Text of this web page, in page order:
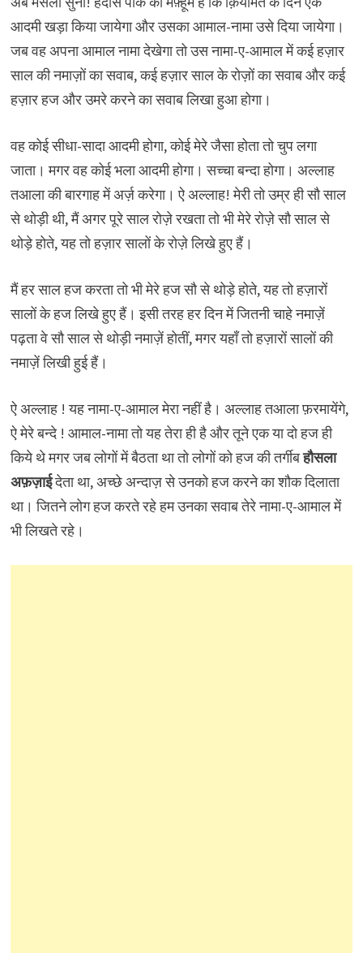
आदमी खड़ा किया जायेगा और उसका आमाल-नामा उसे दिया जायेगा।
जब वह अपना आमाल नामा देखेगा तो उस नामा-ए-आमाल में कई हज़ार
साल की नमाज़ों का सवाब, कई हज़ार साल के रोज़ों का सवाब और कई
हज़ार हज और उमरे करने का सवाब लिखा हुआ होगा।
वह कोई सीधा-सादा आदमी होगा, कोई मेरे जैसा होता तो चुप लगा
जाता। मगर वह कोई भला आदमी होगा। सच्चा बन्दा होगा। अल्लाह
तआला की बारगाह में अर्ज़ करेगा। ऐ अल्लाह! मेरी तो उम्र ही सौ साल
से थोड़ी थी, मैं अगर पूरे साल रोज़े रखता तो भी मेरे रोज़े सौ साल से
थोड़े होते, यह तो हज़ार सालों के रोज़े लिखे हुए हैं।
मैं हर साल हज करता तो भी मेरे हज सौ से थोड़े होते, यह तो हज़ारों
सालों के हज लिखे हुए हैं। इसी तरह हर दिन में जितनी चाहे नमाज़ें
पढ़ता वे सौ साल से थोड़ी नमाज़ें होतीं, मगर यहाँ तो हज़ारों सालों की
नमाज़ें लिखी हुई हैं।
ऐ अल्लाह ! यह नामा-ए-आमाल मेरा नहीं है। अल्लाह तआला फ़रमायेंगे,
ऐ मेरे बन्दे ! आमाल-नामा तो यह तेरा ही है और तूने एक या दो हज ही
किये थे मगर जब लोगों में बैठता था तो लोगों को हज की तर्गीबहौसला
अफ़ज़ाईदेता था, अच्छे अन्दाज़ से उनको हज करने का शौक दिलाता
था। जितने लोग हज करते रहे हम उनका सवाब तेरे नामा-ए-आमाल में
भी लिखते रहे।